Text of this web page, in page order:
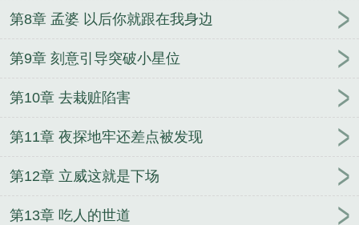
第8章 孟婆 以后你就跟在我身边
第9章 刻意引导突破小星位
第10章 去栽赃陷害
第11章 夜探地牢还差点被发现
第12章 立威这就是下场
第13章 吃人的世道